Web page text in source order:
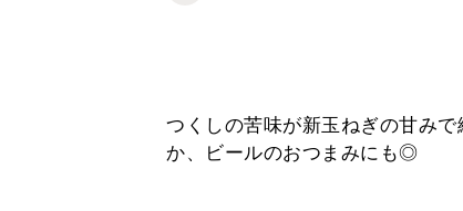
つくしの苦味が新玉ねぎの甘み
か、ビールのおつまみにも◎